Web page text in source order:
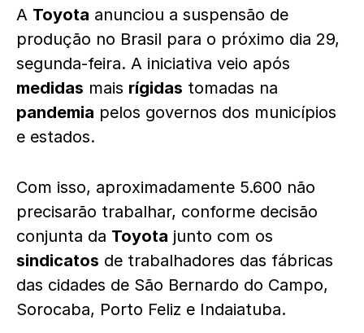
A Toyota anunciou a suspensão de
produção no Brasil para o próximo dia 29,
segunda-feira. A iniciativa veio após
medidas mais rígidas tomadas na
pandemia pelos governos dos municípios
e estados.
Com isso, aproximadamente 5.600 não
precisarão trabalhar, conforme decisão
conjunta da Toyota junto com os
sindicatos de trabalhadores das fábricas
das cidades de São Bernardo do Campo,
Sorocaba, Porto Feliz e Indaiatuba.